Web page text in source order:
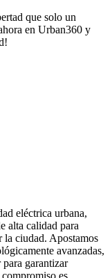
que solo un
en Urban360 y
eléctrica urbana,
alta calidad para
la ciudad. Apostamos
avanzadas,
para garantizar